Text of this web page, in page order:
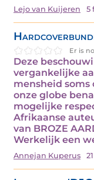
Lejo van Kuijeren 5
Er is
Deze
vergankelijke
mensheid
onze globe
mogelijke
Afrikaanse
van BROZE
Werkelijk een
Annejan Kuperus